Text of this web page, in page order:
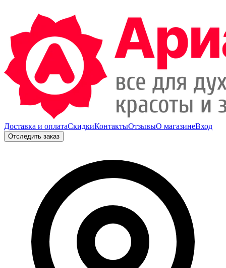
Доставка и оплатаСкидкиКонтактыОтзывыО магазинеВход
Отследить заказ